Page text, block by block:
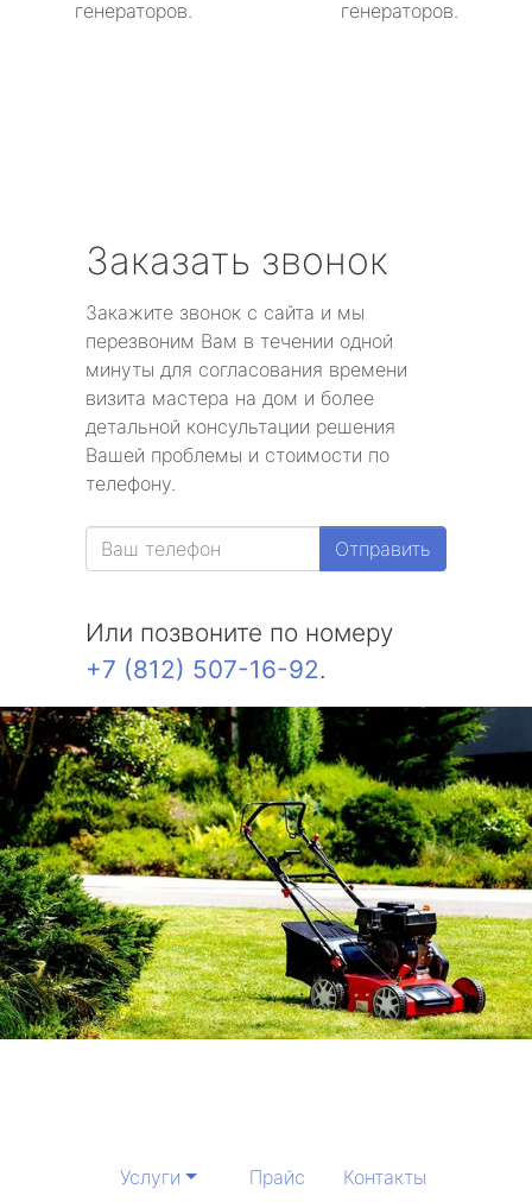
генераторов.
генераторов.
Заказать звонок
Закажите звонок с сайта и мы
перезвоним Вам в течении одной
минуты для согласования времени
визита мастера на дом и более
детальной консультации решения
Вашей проблемы и стоимости по
телефону.
Отправить
Или позвоните по номеру
+7 (812) 507-16-92.
Услуги Прайс Контакты